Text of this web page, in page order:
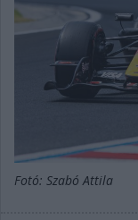
Fotó: Szabó Attila